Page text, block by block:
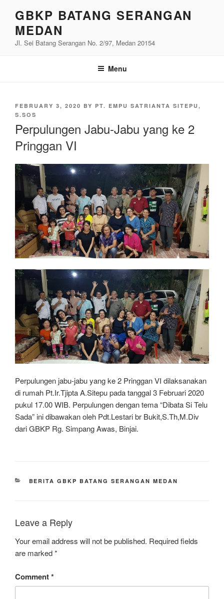
content
GBKP BATANG SERANGAN
MEDAN
Jl. Sei Batang Serangan No. 2/97, Medan 20154
Menu
POSTED
ON
FEBRUARY 3, 2020 BY PT. EMPU SATRIANTA SITEPU,
S.SOS
Perpulungen Jabu-Jabu yang ke 2
Pringgan VI
Perpulungen jabu-jabu yang ke 2 Pringgan VI dilaksanakan
di rumah Pt.Ir.Tjipta A.Sitepu pada tanggal 3 Februari 2020
pukul 17.00 WIB. Perpulungen dengan tema “Dibata Si Telu
Sada” ini dibawakan oleh Pdt.Lestari br Bukit,S.Th,M.Div
dari GBKP Rg. Simpang Awas, Binjai.
CATEGORIES
BERITA GBKP BATANG SERANGAN MEDAN
Leave a Reply
Your email address will not be published. Required fields
are marked*
Comment*